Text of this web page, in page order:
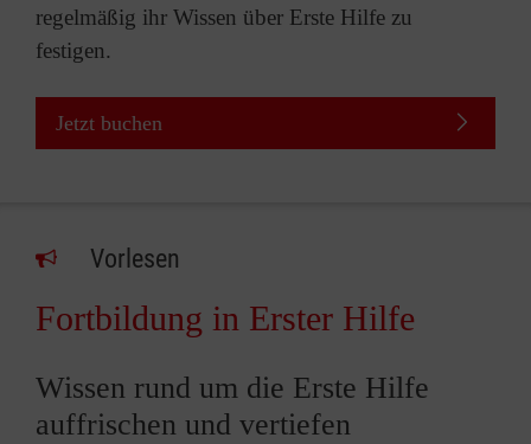
regelmäßig ihr Wissen über Erste Hilfe zu
festigen.
Jetzt buchen
Vorlesen
Fortbildung in Erster Hilfe
Wissen rund um die Erste Hilfe
auffrischen und vertiefen